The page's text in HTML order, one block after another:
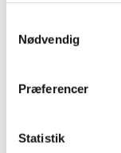
Nødvendig
Præferencer
Statistik